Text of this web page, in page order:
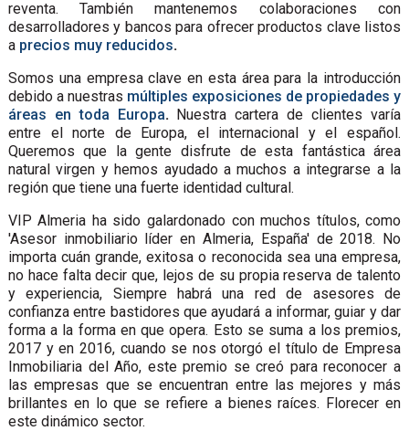
reventa. También mantenemos colaboraciones con
desarrolladores y bancos para ofrecer productos clave listos
a precios muy reducidos.
Somos una empresa clave en esta área para la introducción
debido a nuestras múltiples exposiciones de propiedades y
áreas en toda Europa. Nuestra cartera de clientes varía
entre el norte de Europa, el internacional y el español.
Queremos que la gente disfrute de esta fantástica área
natural virgen y hemos ayudado a muchos a integrarse a la
región que tiene una fuerte identidad cultural.
VIP Almeria ha sido galardonado con muchos títulos, como
'Asesor inmobiliario líder en Almeria, España' de 2018. No
importa cuán grande, exitosa o reconocida sea una empresa,
no hace falta decir que, lejos de su propia reserva de talento
y experiencia, Siempre habrá una red de asesores de
confianza entre bastidores que ayudará a informar, guiar y dar
forma a la forma en que opera. Esto se suma a los premios,
2017 y en 2016, cuando se nos otorgó el título de Empresa
Inmobiliaria del Año, este premio se creó para reconocer a
las empresas que se encuentran entre las mejores y más
brillantes en lo que se refiere a bienes raíces. Florecer en
este dinámico sector.